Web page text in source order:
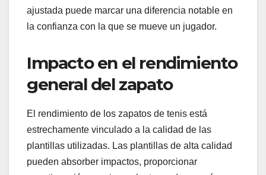
ajustada puede marcar una diferencia notable en
la confianza con la que se mueve un jugador.
Impacto en el rendimiento
general del zapato
El rendimiento de los zapatos de tenis está
estrechamente vinculado a la calidad de las
plantillas utilizadas. Las plantillas de alta calidad
pueden absorber impactos, proporcionar